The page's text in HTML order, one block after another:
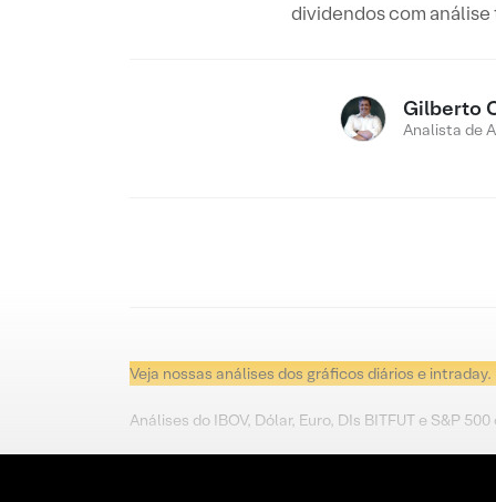
dividendos com análise
Gilberto
Analista de
Veja nossas análises dos gráficos diários e intraday.
Análises do IBOV, Dólar, Euro, DIs BITFUT e S&P